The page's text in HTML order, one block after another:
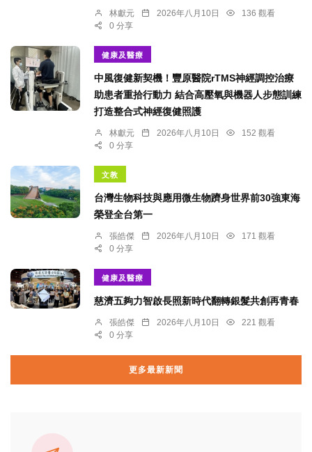
林獻元 2026年八月10日
136 觀看
0 分享
健康及醫療
中風復健新契機！豐原醫院rTMS神經調控治療
助患者重拾行動力 結合高壓氧與機器人步態訓練
打造整合式神經復健照護
林獻元 2026年八月10日
152 觀看
0 分享
文教
台灣生物科技與應用微生物躋身世界前30強東海
榮登全台第一
張皓傑 2026年八月10日
171 觀看
0 分享
健康及醫療
慈濟五夠力智啟長照新時代翻轉銀髮共創再青春
張皓傑 2026年八月10日
221 觀看
0 分享
更多最新新聞